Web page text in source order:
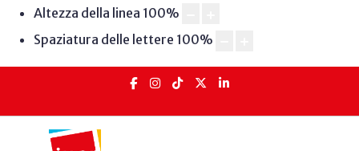
Altezza della linea 100%
Spaziatura delle lettere 100%